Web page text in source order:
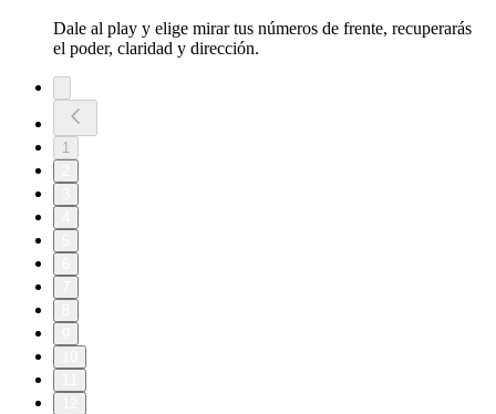
Dale al play y elige mirar tus números de frente, recuperarás
el poder, claridad y dirección.
1